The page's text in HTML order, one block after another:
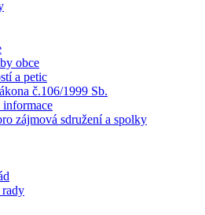
obce
a petic
č.106/1999 Sb.
informace
zájmová sdružení a spolky
rady